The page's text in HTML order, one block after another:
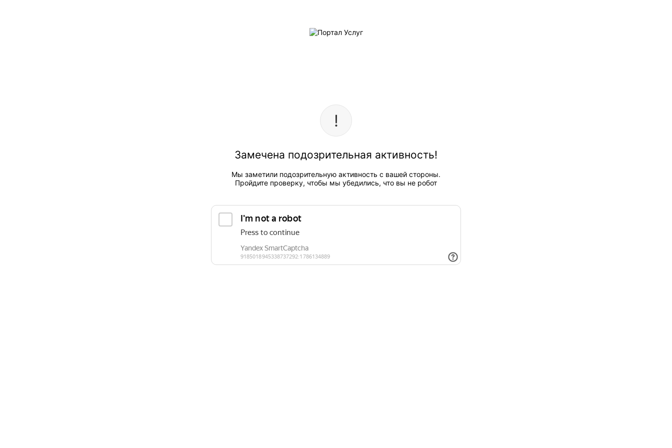
Замечена подозрительная активность!
Мы заметили подозрительную активность с вашей стороны.
Пройдите проверку, чтобы мы убедились, что вы не робот